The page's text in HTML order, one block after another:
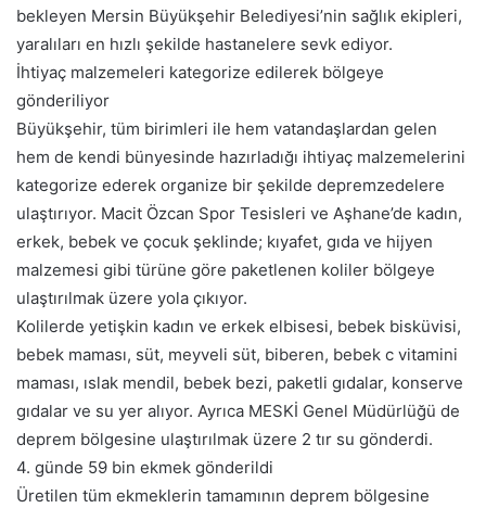
bekleyen Mersin Büyükşehir Belediyesi’nin sağlık ekipleri,
yaralıları en hızlı şekilde hastanelere sevk ediyor.
İhtiyaç malzemeleri kategorize edilerek bölgeye
gönderiliyor
Büyükşehir, tüm birimleri ile hem vatandaşlardan gelen
hem de kendi bünyesinde hazırladığı ihtiyaç malzemelerini
kategorize ederek organize bir şekilde depremzedelere
ulaştırıyor. Macit Özcan Spor Tesisleri ve Aşhane’de kadın,
erkek, bebek ve çocuk şeklinde; kıyafet, gıda ve hijyen
malzemesi gibi türüne göre paketlenen koliler bölgeye
ulaştırılmak üzere yola çıkıyor.
Kolilerde yetişkin kadın ve erkek elbisesi, bebek bisküvisi,
bebek maması, süt, meyveli süt, biberen, bebek c vitamini
maması, ıslak mendil, bebek bezi, paketli gıdalar, konserve
gıdalar ve su yer alıyor. Ayrıca MESKİ Genel Müdürlüğü de
deprem bölgesine ulaştırılmak üzere 2 tır su gönderdi.
4. günde 59 bin ekmek gönderildi
Üretilen tüm ekmeklerin tamamının deprem bölgesine